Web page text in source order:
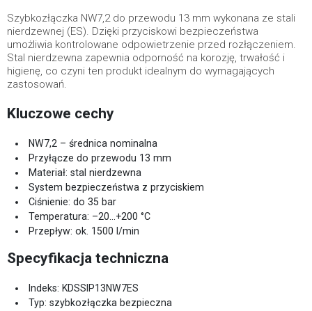
Szybkozłączka NW7,2 do przewodu 13 mm wykonana ze stali
nierdzewnej (ES). Dzięki przyciskowi bezpieczeństwa
umożliwia kontrolowane odpowietrzenie przed rozłączeniem.
Stal nierdzewna zapewnia odporność na korozję, trwałość i
higienę, co czyni ten produkt idealnym do wymagających
zastosowań.
Kluczowe cechy
NW7,2 – średnica nominalna
Przyłącze do przewodu 13 mm
Materiał: stal nierdzewna
System bezpieczeństwa z przyciskiem
Ciśnienie: do 35 bar
Temperatura: –20…+200 °C
Przepływ: ok. 1500 l/min
Specyfikacja techniczna
Indeks: KDSSIP13NW7ES
Typ: szybkozłączka bezpieczna